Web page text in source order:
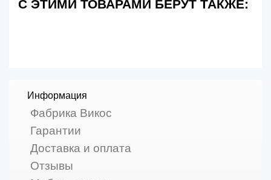
С ЭТИМИ ТОВАРАМИ БЕРУТ ТАКЖЕ:
Информация
Фабрика Викос
Гарантии
Доставка и оплата
Отзывы